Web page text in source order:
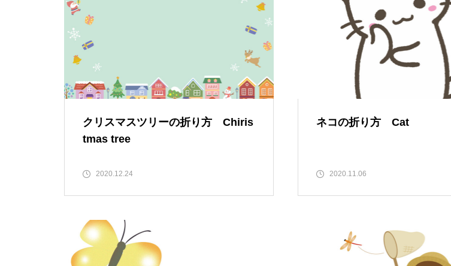
クリスマスツリーの折り方 Chiris
tmas tree
2020.12.24
ネコの折り方 Cat
2020.11.06